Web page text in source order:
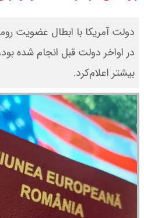
آغاز شد /
پرداخت ۵۰۰ میلیون تومان + لینک
۱۴۰۵ / شاخص افزایشی شد + تحلیل
دولت آمریکا با ابطال عضویت
در اواخر دولت قبل انجام شده
بیشتر اعلام‌کرد.